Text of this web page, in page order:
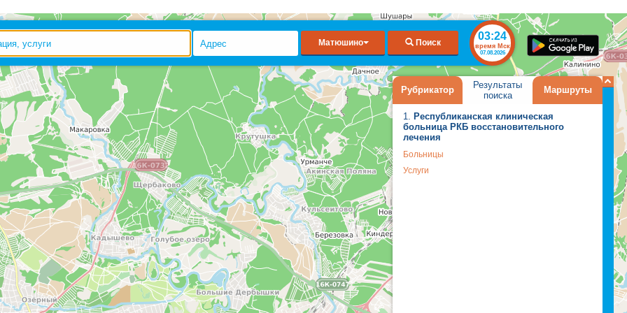
Матюшино Поиск
03:24
время Мск
07.08.2026
Рубрикатор
Результаты
поиска
Маршруты
1. Республиканская клиническая
больница РКБ восстановительного
лечения
Больницы
Услуги